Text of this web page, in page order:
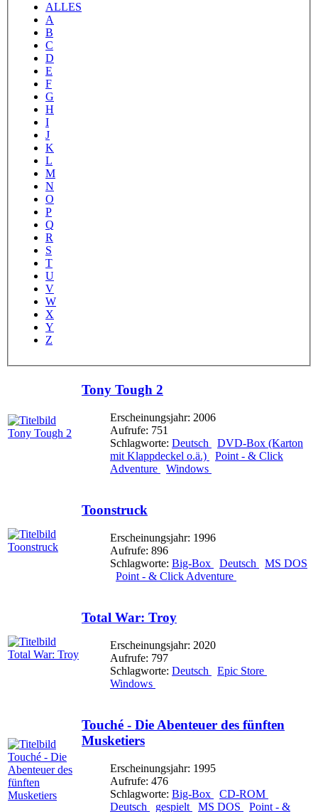
ALLES
A
B
C
D
E
F
G
H
I
J
K
L
M
N
O
P
Q
R
S
T
U
V
W
X
Y
Z
Tony Tough 2
Erscheinungsjahr: 2006
Aufrufe: 751
Schlagworte: Deutsch
DVD-Box (Karton
mit Klappdeckel o.ä.)
Point - & Click
Adventure
Windows
Toonstruck
Erscheinungsjahr: 1996
Aufrufe: 896
Schlagworte: Big-Box Deutsch
MS DOS
Point - & Click Adventure
Total War: Troy
Erscheinungsjahr: 2020
Aufrufe: 797
Schlagworte: Deutsch
Epic Store
Windows
Touché - Die Abenteuer des fünften
Musketiers
Erscheinungsjahr: 1995
Aufrufe: 476
Schlagworte: Big-Box
CD-ROM
Deutsch
gespielt MS DOS
Point - &